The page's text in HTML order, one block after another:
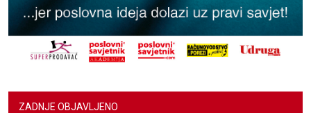
ZADNJE OBJAVLJENO